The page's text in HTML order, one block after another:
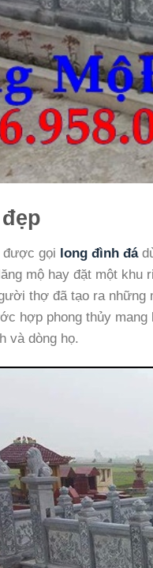
được gọi long đình đá
mộ hay đặt một
thợ đã tạo ra
hợp phong thủy
và dòng họ.